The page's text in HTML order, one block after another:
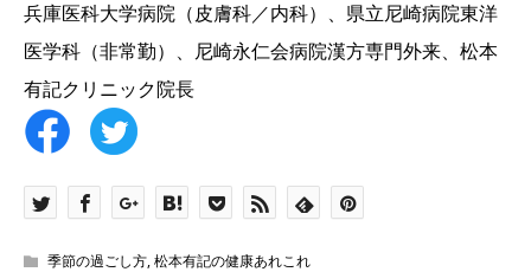
兵庫医科大学病院（皮膚科／内科）、県立尼崎病院東洋
医学科（非常勤）、尼崎永仁会病院漢方専門外来、松本
有記クリニック院長
季節の過ごし方,松本有記の健康あれこれ